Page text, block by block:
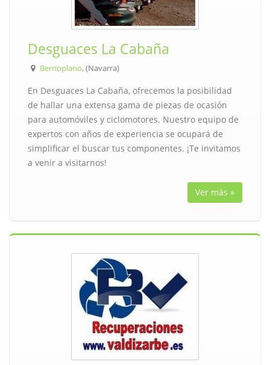
Desguaces La Cabaña
Berrioplano, (Navarra)
En Desguaces La Cabaña, ofrecemos la posibilidad
de hallar una extensa gama de piezas de ocasión
para automóviles y ciclomotores. Nuestro equipo de
expertos con años de experiencia se ocupará de
simplificar el buscar tus componentes. ¡Te invitamos
a venir a visitarnos!
Ver más »